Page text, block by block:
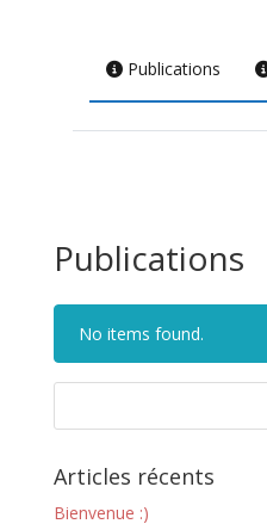
Publications
Publications
No items found.
Articles récents
Bienvenue :)